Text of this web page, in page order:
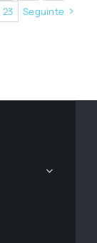
23 Seguinte